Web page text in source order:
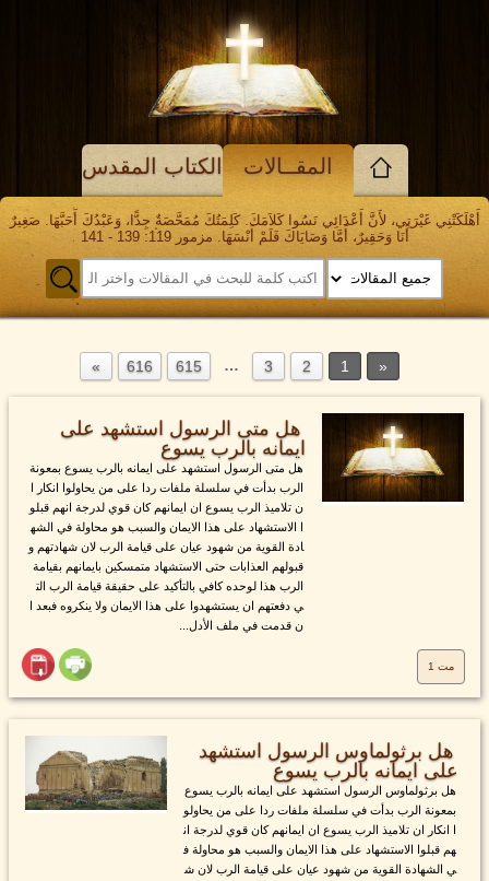
المقــالات الكتاب المقدس
أَهْلَكَتْنِي غَيْرَتِي، لأَنَّ أَعْدَائِي نَسُوا كَلاَمَكَ. كَلِمَتُكَ مُمَحَّصَةٌ جِدًّا، وَعَبْدُكَ أَحَبَّهَا. صَغِيرٌ
أَنَا وَحَقِيرٌ، أَمَّا وَصَايَاكَ فَلَمْ أَنْسَهَا. مزمور 119: 139 - 141
1
2
3
…
615
616
هل متى الرسول استشهد على
ايمانه بالرب يسوع
هل متى الرسول استشهد على ايمانه بالرب يسوع بمعونة
الرب بدأت في سلسلة ملفات ردا على من يحاولوا انكار ا
ن تلاميذ الرب يسوع ان ايمانهم كان قوي لدرجة انهم قبلو
ا الاستشهاد على هذا الايمان والسبب هو محاولة في الشه
ادة القوية من شهود عيان على قيامة الرب لان شهادتهم و
قبولهم العذابات حتى الاستشهاد متمسكين بايمانهم بقيامة
الرب هذا لوحده كافي بالتأكيد على حقيقة قيامة الرب الت
ي دفعتهم ان يستشهدوا على هذا الايمان ولا ينكروه فبعد ا
ن قدمت في ملف الأدل...
مت 1
هل برثولماوس الرسول استشهد
على ايمانه بالرب يسوع
هل برثولماوس الرسول استشهد على ايمانه بالرب يسوع
بمعونة الرب بدأت في سلسلة ملفات ردا على من يحاولو
ا انكار ان تلاميذ الرب يسوع ان ايمانهم كان قوي لدرجة ان
هم قبلوا الاستشهاد على هذا الايمان والسبب هو محاولة ف
ي الشهادة القوية من شهود عيان على قيامة الرب لان ش